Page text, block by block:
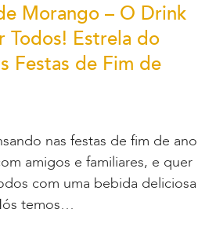
Morango – O Drink
Todos! Estrela do
Festas de Fim de
nas festas de fim de
amigos e familiares, e quer
com uma bebida deliciosa
temos…